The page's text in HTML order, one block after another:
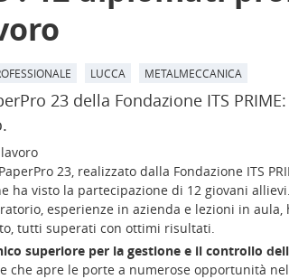
DI CONTROLLO
PICCOLA
LUCCA METALMECCANICA
23 della Fondazione ITS
23, realizzato dalla Fondazione ITS
ha visto la partecipazione di 12 giovani
esperienze in azienda e lezioni in aula,
tutti superati con ottimi risultati.
superiore per la gestione e il controllo
che apre le porte a numerose opportunità nel